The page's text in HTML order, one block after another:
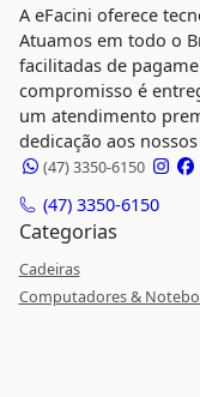
A eFacini oferece
Atuamos em todo o
facilitadas de
compromisso é
um atendimento
dedicação aos
(47) 3350-6150
(47) 3350-6150
Categorias
Cadeiras
Computadores &